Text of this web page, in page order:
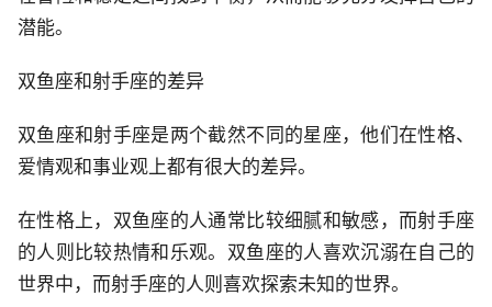
潜能。
双鱼座和射手座的差异
双鱼座和射手座是两个截然不同的星座，他们在性格、
爱情观和事业观上都有很大的差异。
在性格上，双鱼座的人通常比较细腻和敏感，而射手座
的人则比较热情和乐观。双鱼座的人喜欢沉溺在自己的
世界中，而射手座的人则喜欢探索未知的世界。